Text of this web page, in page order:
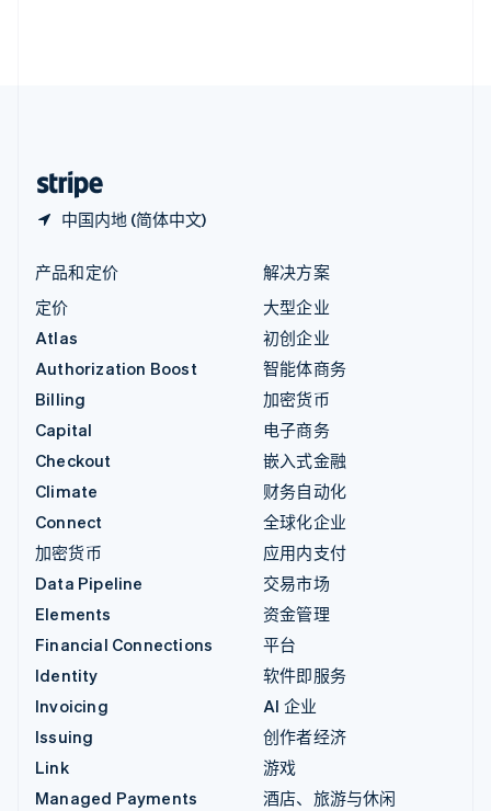
中国内地 (简体中文)
产品和定价
定价
Atlas
Authorization Boost
Billing
Capital
Checkout
Climate
Connect
加密货币
Data Pipeline
Elements
Financial Connections
Identity
Invoicing
Issuing
Link
Managed Payments
解决方案
大型企业
初创企业
智能体商务
加密货币
电子商务
嵌入式金融
财务自动化
全球化企业
应用内支付
交易市场
资金管理
平台
软件即服务
AI 企业
创作者经济
游戏
酒店、旅游与休闲